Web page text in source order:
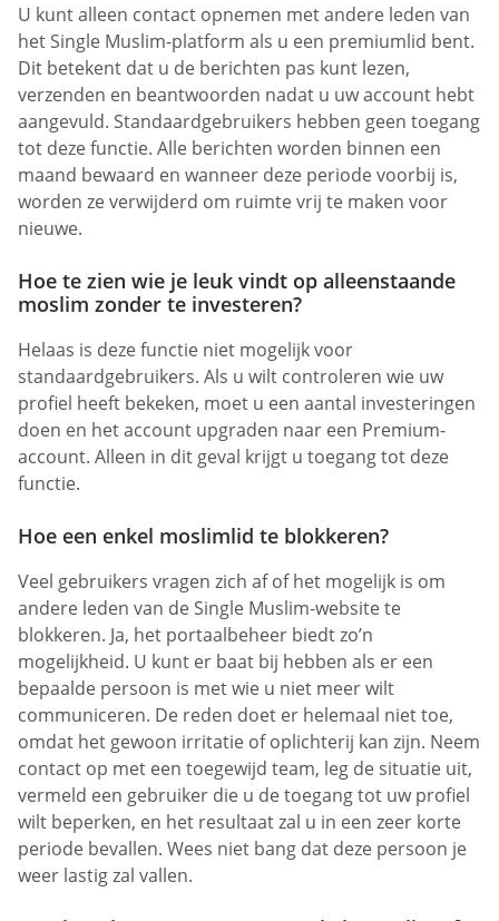
U kunt alleen contact opnemen met andere leden van
het Single Muslim-platform als u een premiumlid bent.
Dit betekent dat u de berichten pas kunt lezen,
verzenden en beantwoorden nadat u uw account hebt
aangevuld. Standaardgebruikers hebben geen toegang
tot deze functie. Alle berichten worden binnen een
maand bewaard en wanneer deze periode voorbij is,
worden ze verwijderd om ruimte vrij te maken voor
nieuwe.
Hoe te zien wie je leuk vindt op alleenstaande
moslim zonder te investeren?
Helaas is deze functie niet mogelijk voor
standaardgebruikers. Als u wilt controleren wie uw
profiel heeft bekeken, moet u een aantal investeringen
doen en het account upgraden naar een Premium-
account. Alleen in dit geval krijgt u toegang tot deze
functie.
Hoe een enkel moslimlid te blokkeren?
Veel gebruikers vragen zich af of het mogelijk is om
andere leden van de Single Muslim-website te
blokkeren. Ja, het portaalbeheer biedt zo’n
mogelijkheid. U kunt er baat bij hebben als er een
bepaalde persoon is met wie u niet meer wilt
communiceren. De reden doet er helemaal niet toe,
omdat het gewoon irritatie of oplichterij kan zijn. Neem
contact op met een toegewijd team, leg de situatie uit,
vermeld een gebruiker die u de toegang tot uw profiel
wilt beperken, en het resultaat zal u in een zeer korte
periode bevallen. Wees niet bang dat deze persoon je
weer lastig zal vallen.